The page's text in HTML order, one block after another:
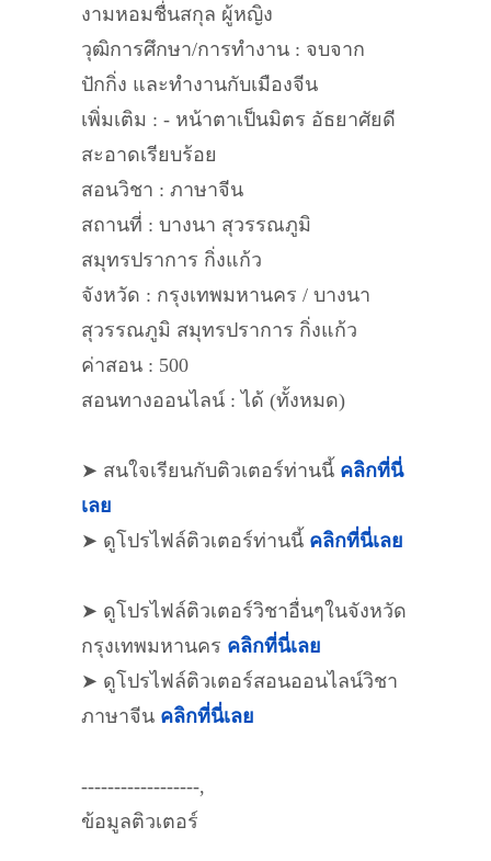
งามหอมชื่นสกุล ผู้หญิง
วุฒิการศึกษา/การทำงาน : จบจาก
ปักกิ่ง และทำงานกับเมืองจีน
เพิ่มเติม : - หน้าตาเป็นมิตร อัธยาศัยดี
สะอาดเรียบร้อย
สอนวิชา : ภาษาจีน
สถานที่ : บางนา สุวรรณภูมิ
สมุทรปราการ กิ่งแก้ว
จังหวัด : กรุงเทพมหานคร / บางนา
สุวรรณภูมิ สมุทรปราการ กิ่งแก้ว
ค่าสอน : 500
สอนทางออนไลน์ : ได้ (ทั้งหมด)
➤ สนใจเรียนกับติวเตอร์ท่านนี้ คลิกที่นี่
เลย
➤ ดูโปรไฟล์ติวเตอร์ท่านนี้ คลิกที่นี่เลย
➤ ดูโปรไฟล์ติวเตอร์วิชาอื่นๆในจังหวัด
กรุงเทพมหานคร คลิกที่นี่เลย
➤ ดูโปรไฟล์ติวเตอร์สอนออนไลน์วิชา
ภาษาจีน คลิกที่นี่เลย
------------------,
ข้อมูลติวเตอร์